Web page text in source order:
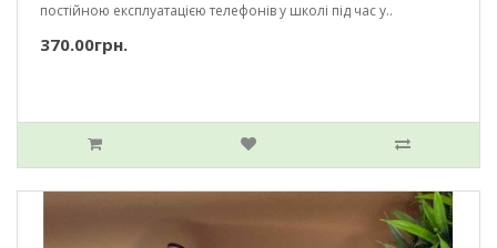
постійною експлуатацією телефонів у школі під час у..
370.00грн.